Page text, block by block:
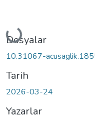
Yükleniyor...
Dosyalar
10.31067-
Tarih
2026-03-24
Yazarlar